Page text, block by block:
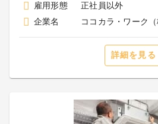
雇用形態
正社員以外
企業名
ココカラ・ワーク
詳細を見る